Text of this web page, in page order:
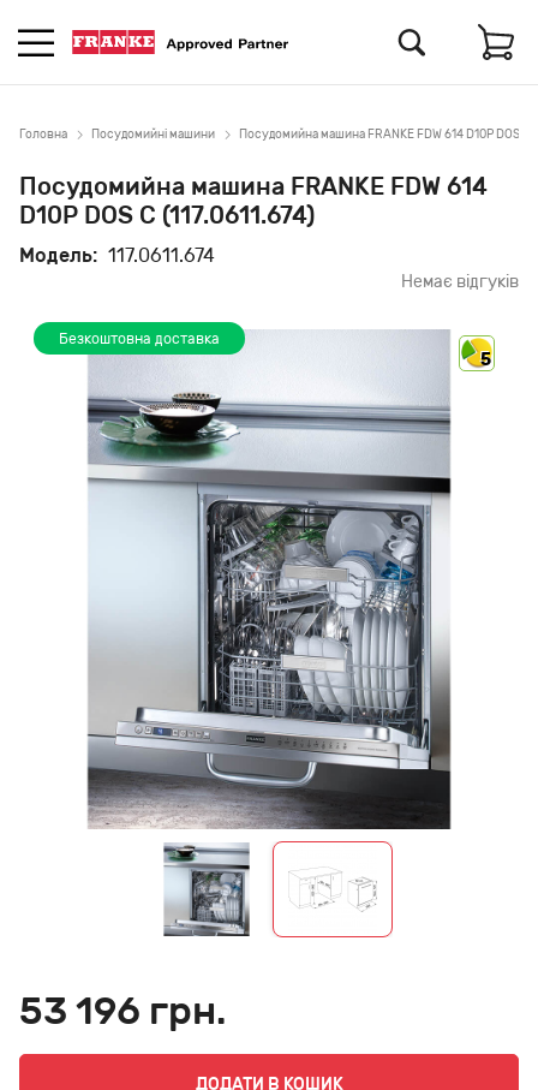
Головна Посудомийні машини Посудомийна машина FRANKE FDW 614 D10P DOS C
Посудомийна машина FRANKE FDW 614
D10P DOS C (117.0611.674)
Модель: 117.0611.674
Немає відгуків
Безкоштовна доставка
5
53 196 грн.
ДОДАТИ В КОШИК